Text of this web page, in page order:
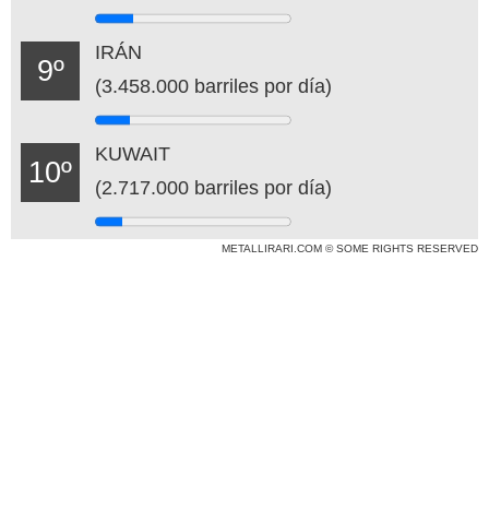
9º
IRÁN
(3.458.000 barriles por día)
10º
KUWAIT
(2.717.000 barriles por día)
METALLIRARI.COM © SOME RIGHTS RESERVED